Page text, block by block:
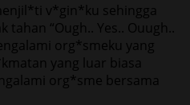
v*gin*ku sehingga
“Ough.. Yes.. Ouugh..
org*smeku yang
yang luar biasa
org*sme bersama